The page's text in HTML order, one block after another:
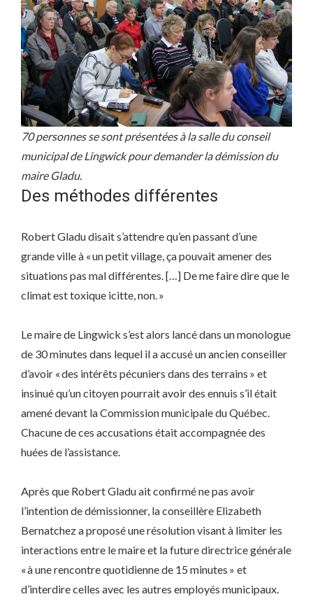
70 personnes se sont présentées à la salle du conseil
municipal de Lingwick pour demander la démission du
maire Gladu.
Des méthodes différentes
Robert Gladu disait s’attendre qu’en passant d’une
grande ville à « un petit village, ça pouvait amener des
situations pas mal différentes. […] De me faire dire que le
climat est toxique icitte, non. »
Le maire de Lingwick s’est alors lancé dans un monologue
de 30 minutes dans lequel il a accusé un ancien conseiller
d’avoir « des intérêts pécuniers dans des terrains » et
insinué qu’un citoyen pourrait avoir des ennuis s’il était
amené devant la Commission municipale du Québec.
Chacune de ces accusations était accompagnée des
huées de l’assistance.
Après que Robert Gladu ait confirmé ne pas avoir
l’intention de démissionner, la conseillère Elizabeth
Bernatchez a proposé une résolution visant à limiter les
interactions entre le maire et la future directrice générale
« à une rencontre quotidienne de 15 minutes » et
d’interdire celles avec les autres employés municipaux.